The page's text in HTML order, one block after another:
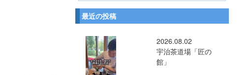
最近の投稿
2026.08.02
宇治茶道場「匠の
館」